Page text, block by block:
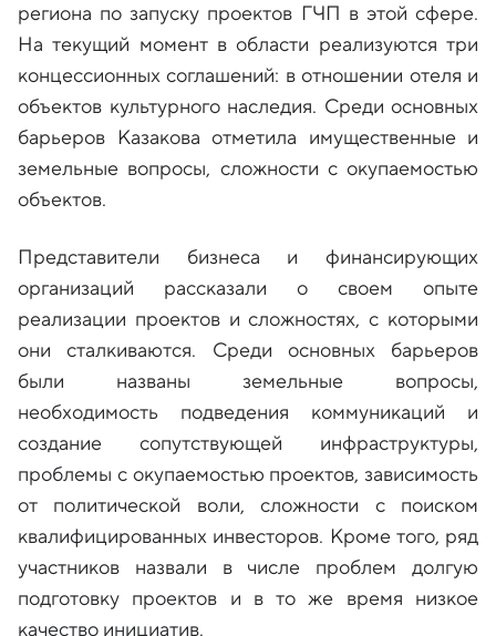
региона по запуску проектов ГЧП в этой сфере.
На текущий момент в области реализуются три
концессионных соглашений: в отношении отеля и
объектов культурного наследия. Среди основных
барьеров Казакова отметила имущественные и
земельные вопросы, сложности с окупаемостью
объектов.
Представители бизнеса и финансирующих
организаций рассказали о своем опыте
реализации проектов и сложностях, с которыми
они сталкиваются. Среди основных барьеров
были названы земельные вопросы,
необходимость подведения коммуникаций и
создание сопутствующей инфраструктуры,
проблемы с окупаемостью проектов, зависимость
от политической воли, сложности с поиском
квалифицированных инвесторов. Кроме того, ряд
участников назвали в числе проблем долгую
подготовку проектов и в то же время низкое
качество инициатив.